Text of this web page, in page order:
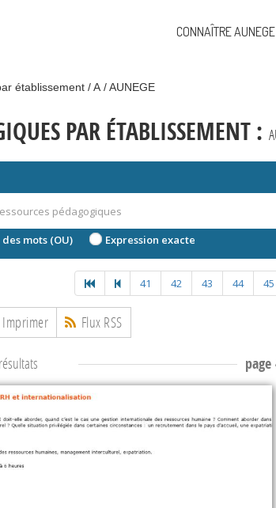
CONNAÎTRE AUNEGE
établissement A AUNEGE
PAR ÉTABLISSEMENT :
des mots (OU) Expression exacte
41 42 43 44 45
Flux RSS
page